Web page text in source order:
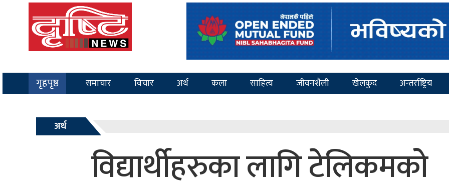
गृहपृष्ठ समाचार विचार अर्थ कला साहित्य जीवनशैली खेलकुद अन्तर्राष्ट्रिय
अर्थ
विद्यार्थीहरुका लागि टेलिकमको